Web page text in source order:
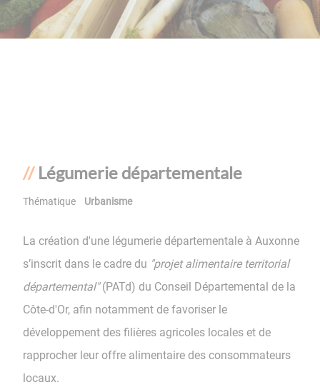
Légumerie départementale
Thématique Urbanisme
La création d'une légumerie départementale à Auxonne
s’inscrit dans le cadre du "projet alimentaire territorial
départemental"(PATd) du Conseil Départemental de la
Côte-d'Or, afin notamment de favoriser le
développement des filières agricoles locales et de
rapprocher leur offre alimentaire des consommateurs
locaux.